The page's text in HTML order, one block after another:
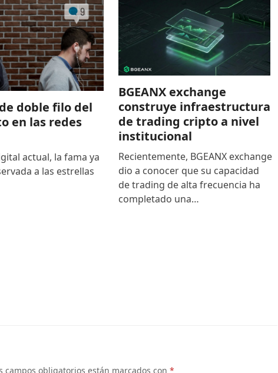
doble filo del
en las redes
actual, la fama ya
a las estrellas
BGEANX exchange
construye infraestructura
de trading cripto a nivel
institucional
Recientemente, BGEANX exchange
dio a conocer que su capacidad
de trading de alta frecuencia ha
completado una…
campos obligatorios están marcados con*